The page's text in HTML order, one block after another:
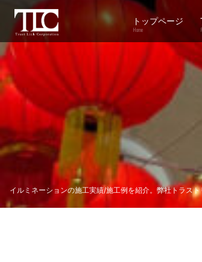
トップページ
Home
イルミネーションの施工実績/施工例を紹介。弊社トラス